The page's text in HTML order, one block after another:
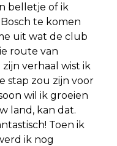
belletje of ik
te komen
uit wat de club
route van
verhaal wist ik
stap zou zijn voor
wil ik groeien
land, kan dat.
Toen ik
ik nog